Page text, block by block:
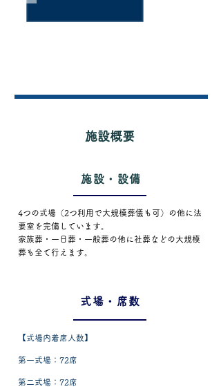
施設概要
施設・設備
4つの式場（2つ利用で大規模葬儀も可）の他に法
要室を完備しています。
家族葬・一日葬・一般葬の他に社葬などの大規模
葬も全て行えます。
式場・席数
【式場内着席人数】
第一式場：72席
第二式場：72席